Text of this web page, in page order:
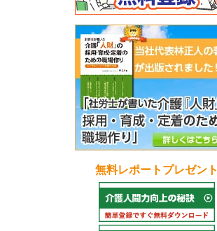
無料レポートプレゼント